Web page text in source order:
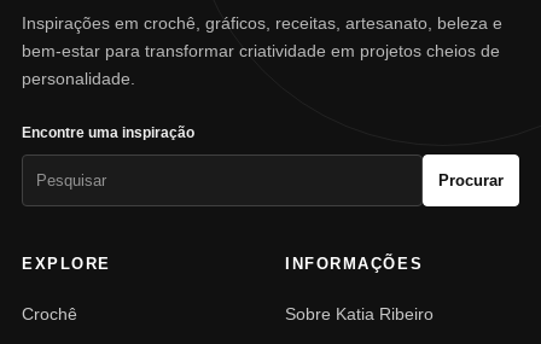
Inspirações em crochê, gráficos, receitas, artesanato, beleza e
bem-estar para transformar criatividade em projetos cheios de
personalidade.
Encontre uma inspiração
Procurar
EXPLORE
Crochê
INFORMAÇÕES
Sobre Katia Ribeiro